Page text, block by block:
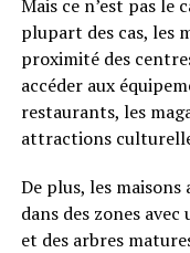
Mais ce n’est pas le
plupart des cas, les
proximité des
accéder aux
restaurants, les
attractions
De plus, les
dans des zones
et des arbres